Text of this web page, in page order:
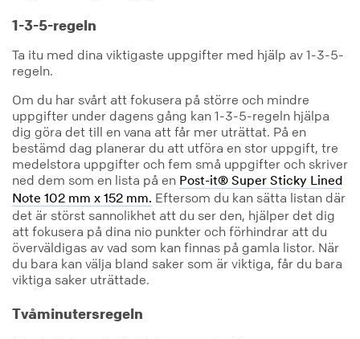
1-3-5-regeln
Ta itu med dina viktigaste uppgifter med hjälp av 1-3-5-
regeln.
Om du har svårt att fokusera på större och mindre
uppgifter under dagens gång kan 1-3-5-regeln hjälpa
dig göra det till en vana att får mer uträttat. På en
bestämd dag planerar du att utföra en stor uppgift, tre
medelstora uppgifter och fem små uppgifter och skriver
ned dem som en lista på en Post-it® Super Sticky Lined
Note 102 mm x 152 mm. Eftersom du kan sätta listan där
det är störst sannolikhet att du ser den, hjälper det dig
att fokusera på dina nio punkter och förhindrar att du
överväldigas av vad som kan finnas på gamla listor. När
du bara kan välja bland saker som är viktiga, får du bara
viktiga saker uträttade.
Tvåminutersregeln